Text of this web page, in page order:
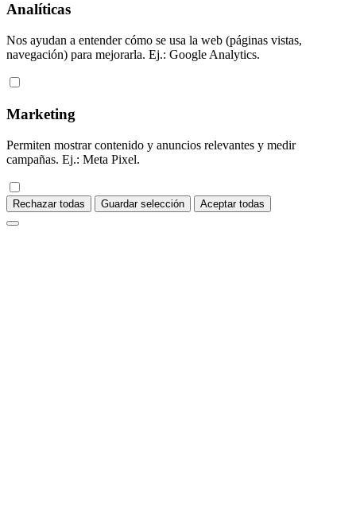
Analíticas
Nos ayudan a entender cómo se usa la web (páginas vistas,
navegación) para mejorarla. Ej.: Google Analytics.
Marketing
Permiten mostrar contenido y anuncios relevantes y medir
campañas. Ej.: Meta Pixel.
Rechazar todas Guardar selección Aceptar todas